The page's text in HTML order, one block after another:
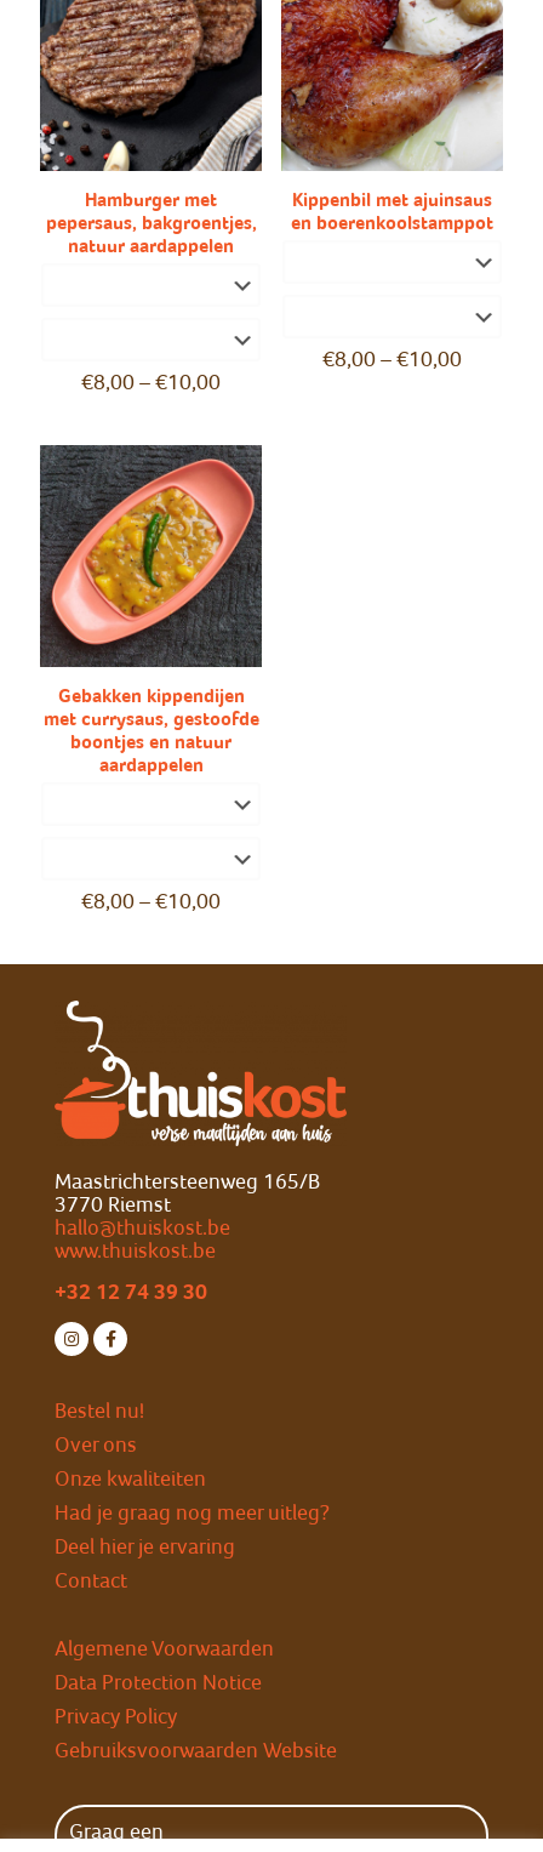
Hamburger met
pepersaus, bakgroentjes,
natuur aardappelen
€8,00 –€10,00
Kippenbil met ajuinsaus
en boerenkoolstamppot
€8,00– €10,00
Gebakken kippendijen
met currysaus, gestoofde
boontjes en natuur
aardappelen
€8,00 –€10,00
Maastrichtersteenweg 165/B
3770 Riemst
hallo@thuiskost.be
www.thuiskost.be
+32 12 74 39 30
Bestel nu!
Over ons
Onze kwaliteiten
Had je graag nog meer uitleg?
Deel hier je ervaring
Contact
Algemene Voorwaarden
Data Protection Notice
Privacy Policy
Gebruiksvoorwaarden Website
Graag een